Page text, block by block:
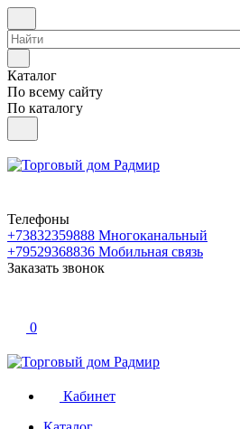
Каталог
По всему сайту
По каталогу
Телефоны
+73832359888 Многоканальный
+79529368836 Мобильная связь
Заказать звонок
0
Кабинет